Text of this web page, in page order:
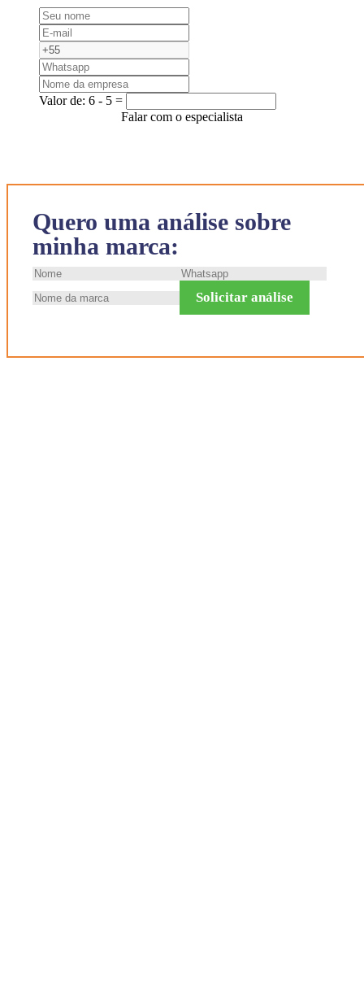
Quero uma análise sobre
minha marca:
Solicitar análise
Valor de: 6 - 5 =
Falar com o especialista